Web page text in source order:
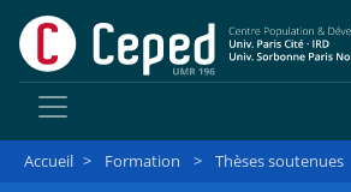
Accueil > Formation > Thèses soutenues